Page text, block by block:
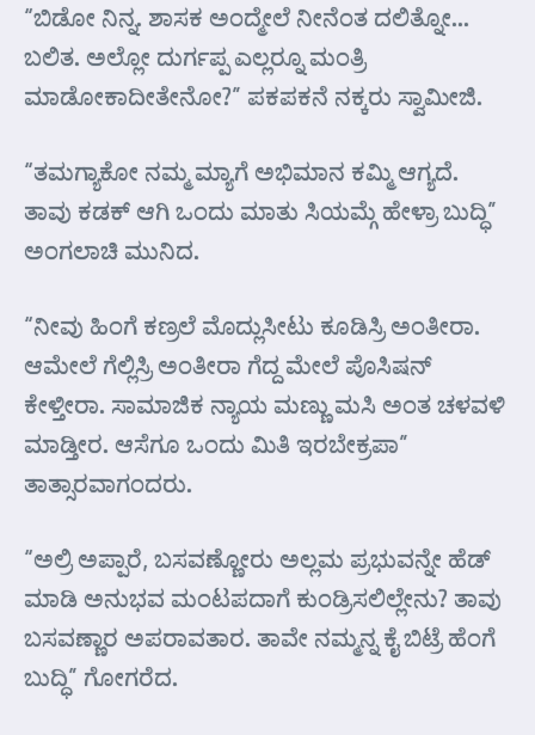
“ಬಿಡೋ ನಿನ್ನ. ಶಾಸಕ ಅಂದ್ಮೇಲೆ ನೀನೆಂತ ದಲಿತ್ನೋ…
ಬಲಿತ. ಅಲ್ಲೋ ದುರ್ಗಪ್ಪ ಎಲ್ಲರ್‍ನೂ ಮಂತ್ರಿ
ಮಾಡೋಕಾದೀತೇನೋ?” ಪಕಪಕನೆ ನಕ್ಕರು ಸ್ವಾಮೀಜಿ.
“ತಮಗ್ಯಾಕೋ ನಮ್ಮ ಮ್ಯಾಗೆ ಅಭಿಮಾನ ಕಮ್ಮಿ ಆಗ್ಯದೆ.
ತಾವು ಕಡಕ್ ಆಗಿ ಒಂದು ಮಾತು ಸಿಯಮ್ಗೆ ಹೇಳ್ರಾ ಬುದ್ಧಿ”
ಅಂಗಲಾಚಿ ಮುನಿದ.
“ನೀವು ಹಿಂಗೆ ಕಣ್ರಲೆ ಮೊದ್ಲುಸೀಟು ಕೂಡಿಸ್ರಿ ಅಂತೀರಾ.
ಆಮೇಲೆ ಗೆಲ್ಲಿಸ್ರಿ ಅಂತೀರಾ ಗೆದ್ದ ಮೇಲೆ ಪೊಸಿಷನ್
ಕೇಳ್ತೀರಾ. ಸಾಮಾಜಿಕ ನ್ಯಾಯ ಮಣ್ಣು ಮಸಿ ಅಂತ ಚಳವಳಿ
ಮಾಡ್ತೀರ. ಆಸೆಗೂ ಒಂದು ಮಿತಿ ಇರಬೇಕ್ರಪಾ”
ತಾತ್ಸಾರವಾಗಂದರು.
“ಅಲ್ರಿ ಅಪ್ಪಾರೆ, ಬಸವಣ್ಣೋರು ಅಲ್ಲಮ ಪ್ರಭುವನ್ನೇ ಹೆಡ್
ಮಾಡಿ ಅನುಭವ ಮಂಟಪದಾಗೆ ಕುಂಡ್ರಿಸಲಿಲ್ಲೇನು? ತಾವು
ಬಸವಣ್ಣಾರ ಅಪರಾವತಾರ. ತಾವೇ ನಮ್ಮನ್ನ ಕೈ ಬಿಟ್ರೆ ಹೆಂಗೆ
ಬುದ್ಧಿ” ಗೋಗರೆದ.